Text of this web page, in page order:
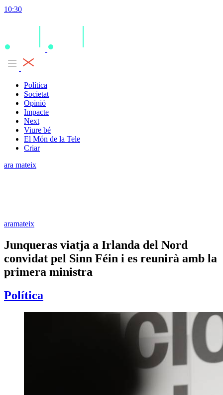
10:30
Política
Societat
Opinió
Impacte
Next
Viure bé
El Món de la Tele
Criar
ara mateix
aramateix
Junqueras viatja a Irlanda del Nord
convidat pel Sinn Féin i es reunirà amb la
primera ministra
Política